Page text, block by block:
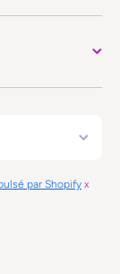
par Shopify x